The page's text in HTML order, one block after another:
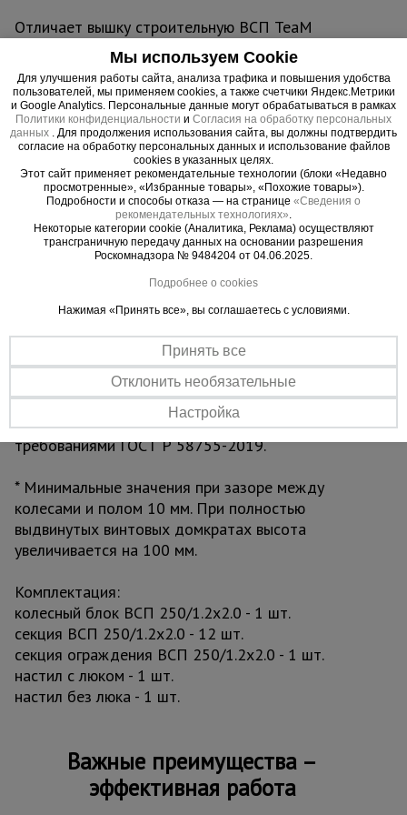
Отличает вышку строительную ВСП TeaM
250/1.2 изготовление из стальных труб, которые
для большей долговечности и устойчивости к
химическим веществам покрыты защитной
полимерной краской. С помощью обрезиненных
колес данную вышку-туру можно быстро и без
больших физических усилий переместить с
одного места на другое. В момент проведения
работ вышку необходимо зафиксировать
тормозными винтовыми опорами, находящихся
рядом с каждым колесом. Также ими можно
тонко отрегулировать высоту вышки. Это
необходимо, если вы работаете на неровной
Вышка рассчитана на вес до 250 кг. На ней
комфортно может разместиться рабочий с
необходимым оборудованием.
Модель изготовлена в соответствии с
требованиями ГОСТ Р 58755-2019.
* Минимальные значения при зазоре между
колесами и полом 10 мм. При полностью
выдвинутых винтовых домкратах высота
увеличивается на 100 мм.
Комплектация:
колесный блок ВСП 250/1.2х2.0 - 1 шт.
секция ВСП 250/1.2х2.0 - 12 шт.
секция ограждения ВСП 250/1.2х2.0 - 1 шт.
настил с люком - 1 шт.
настил без люка - 1 шт.
Важные преимущества –
эффективная работа
Мы используем Cookie
Для улучшения работы сайта, анализа трафика и повышения удобства
пользователей, мы применяем cookies, а также счетчики Яндекс.Метрики
и Google Analytics. Персональные данные могут обрабатываться в рамках
Политики конфиденциальности и Согласия на обработку персональных
данных . Для продолжения использования сайта, вы должны подтвердить
согласие на обработку персональных данных и использование файлов
cookies в указанных целях.
Этот сайт применяет рекомендательные технологии (блоки «Недавно
просмотренные», «Избранные товары», «Похожие товары»).
Подробности и способы отказа — на странице «Сведения о
рекомендательных технологиях».
Некоторые категории cookie (Аналитика, Реклама) осуществляют
трансграничную передачу данных на основании разрешения
Роскомнадзора № 9484204 от 04.06.2025.
Подробнее о cookies
Нажимая «Принять все», вы соглашаетесь с условиями.
Принять все
Отклонить необязательные
Настройка